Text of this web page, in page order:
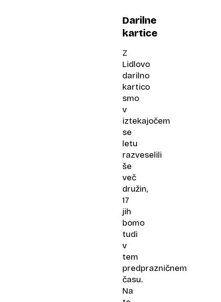
Darilne
kartice
Z
Lidlovo
darilno
kartico
smo
v
iztekajočem
se
letu
razveselili
še
več
družin,
17
jih
bomo
tudi
v
tem
predprazničnem
času.
Na